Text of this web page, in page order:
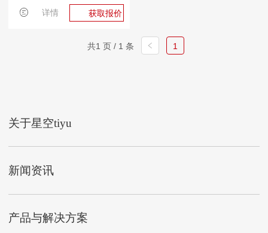
详情 获取报价
共1 页 / 1 条 1
关于星空tiyu
新闻资讯
产品与解决方案